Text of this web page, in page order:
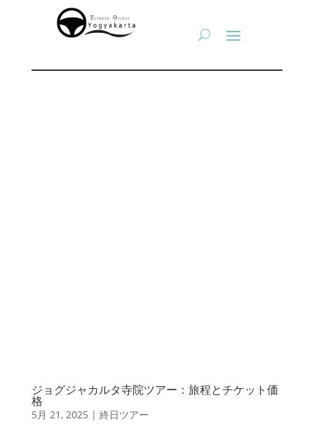
ジョグジャカルタ寺院ツアー：旅程とチケット価
格
5月 21, 2025 | 終日ツアー